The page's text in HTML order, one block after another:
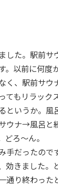
した。駅前サ
。以前に何度
く、駅前サウ
てもリラック
というか。
ナ→風呂と
ろ～ん。
手だったので
効きました。
通り終わった